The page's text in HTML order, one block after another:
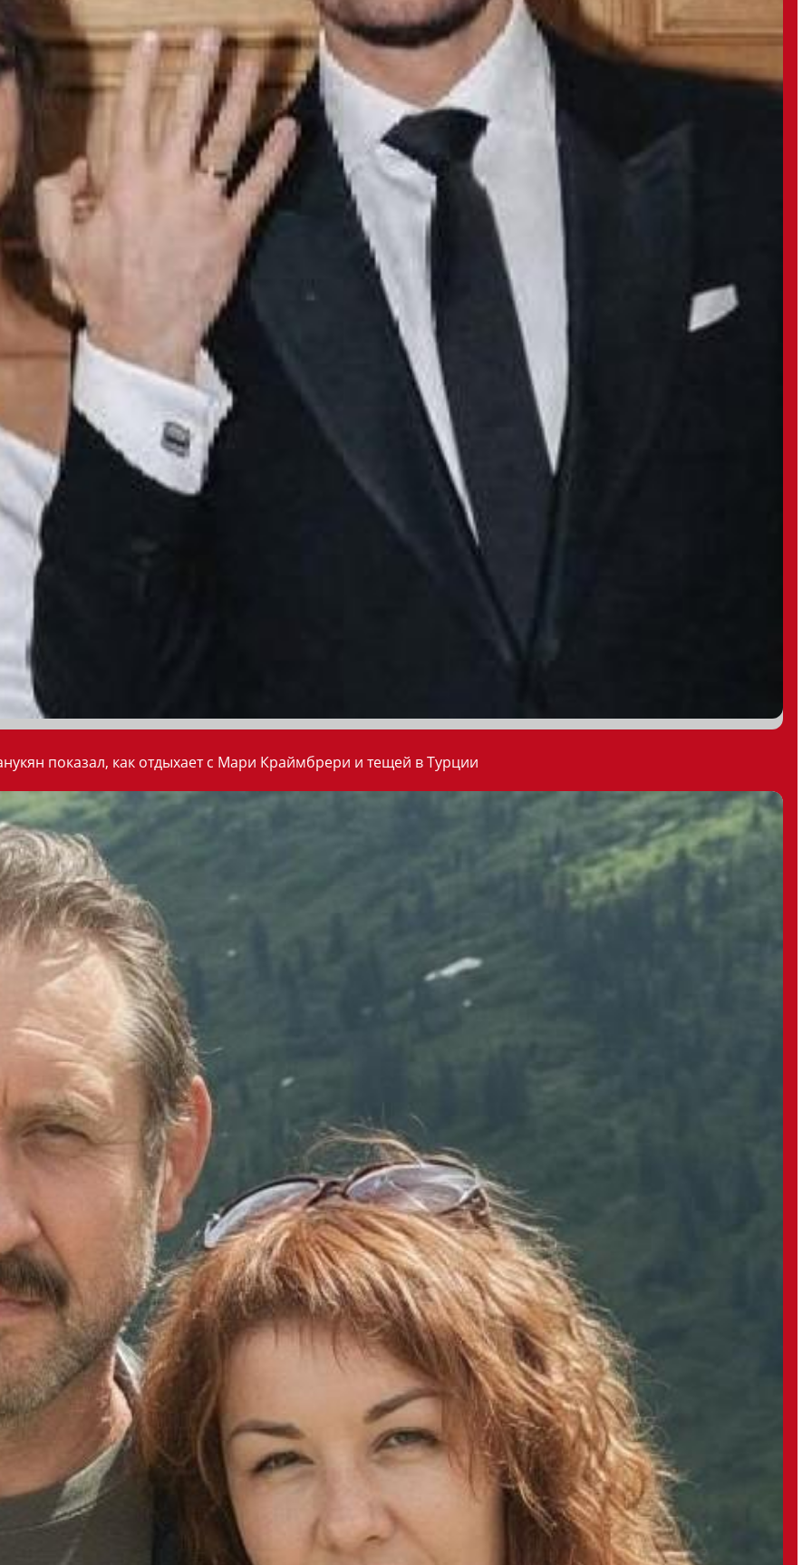
показал, как отдыхает с Мари Краймбрери и тещей в Турции